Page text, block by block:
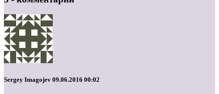
Sergey Imagojev 09.06.2016 00:02